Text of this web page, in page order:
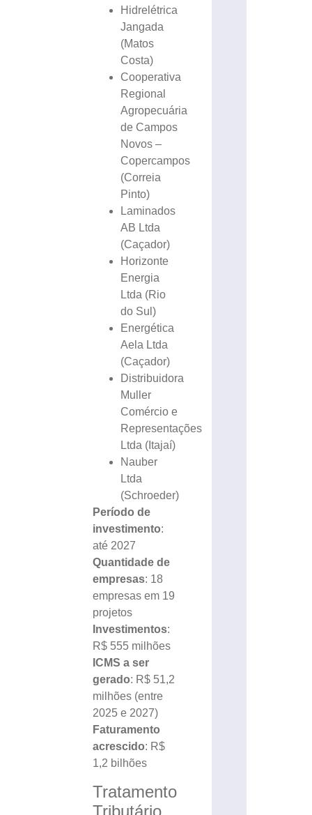
Hidrelétrica
Jangada
(Matos
Costa)
Cooperativa
Regional
Agropecuária
de Campos
Novos –
Copercampos
(Correia
Pinto)
Laminados
AB Ltda
(Caçador)
Horizonte
Energia
Ltda (Rio
do Sul)
Energética
Aela Ltda
(Caçador)
Distribuidora
Muller
Comércio e
Representações
Ltda (Itajaí)
Nauber
Ltda
(Schroeder)
Período de
investimento:
até 2027
Quantidade de
empresas: 18
empresas em 19
projetos
Investimentos:
R$ 555 milhões
ICMS a ser
gerado: R$ 51,2
milhões (entre
2025 e 2027)
Faturamento
acrescido: R$
1,2 bilhões
Tratamento
Tributário